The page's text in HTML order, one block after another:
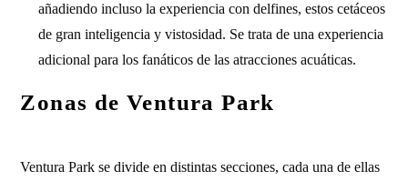
añadiendo incluso la experiencia con delfines, estos cetáceos
de gran inteligencia y vistosidad. Se trata de una experiencia
adicional para los fanáticos de las atracciones acuáticas.
Zonas de Ventura Park
Ventura Park se divide en distintas secciones, cada una de ellas